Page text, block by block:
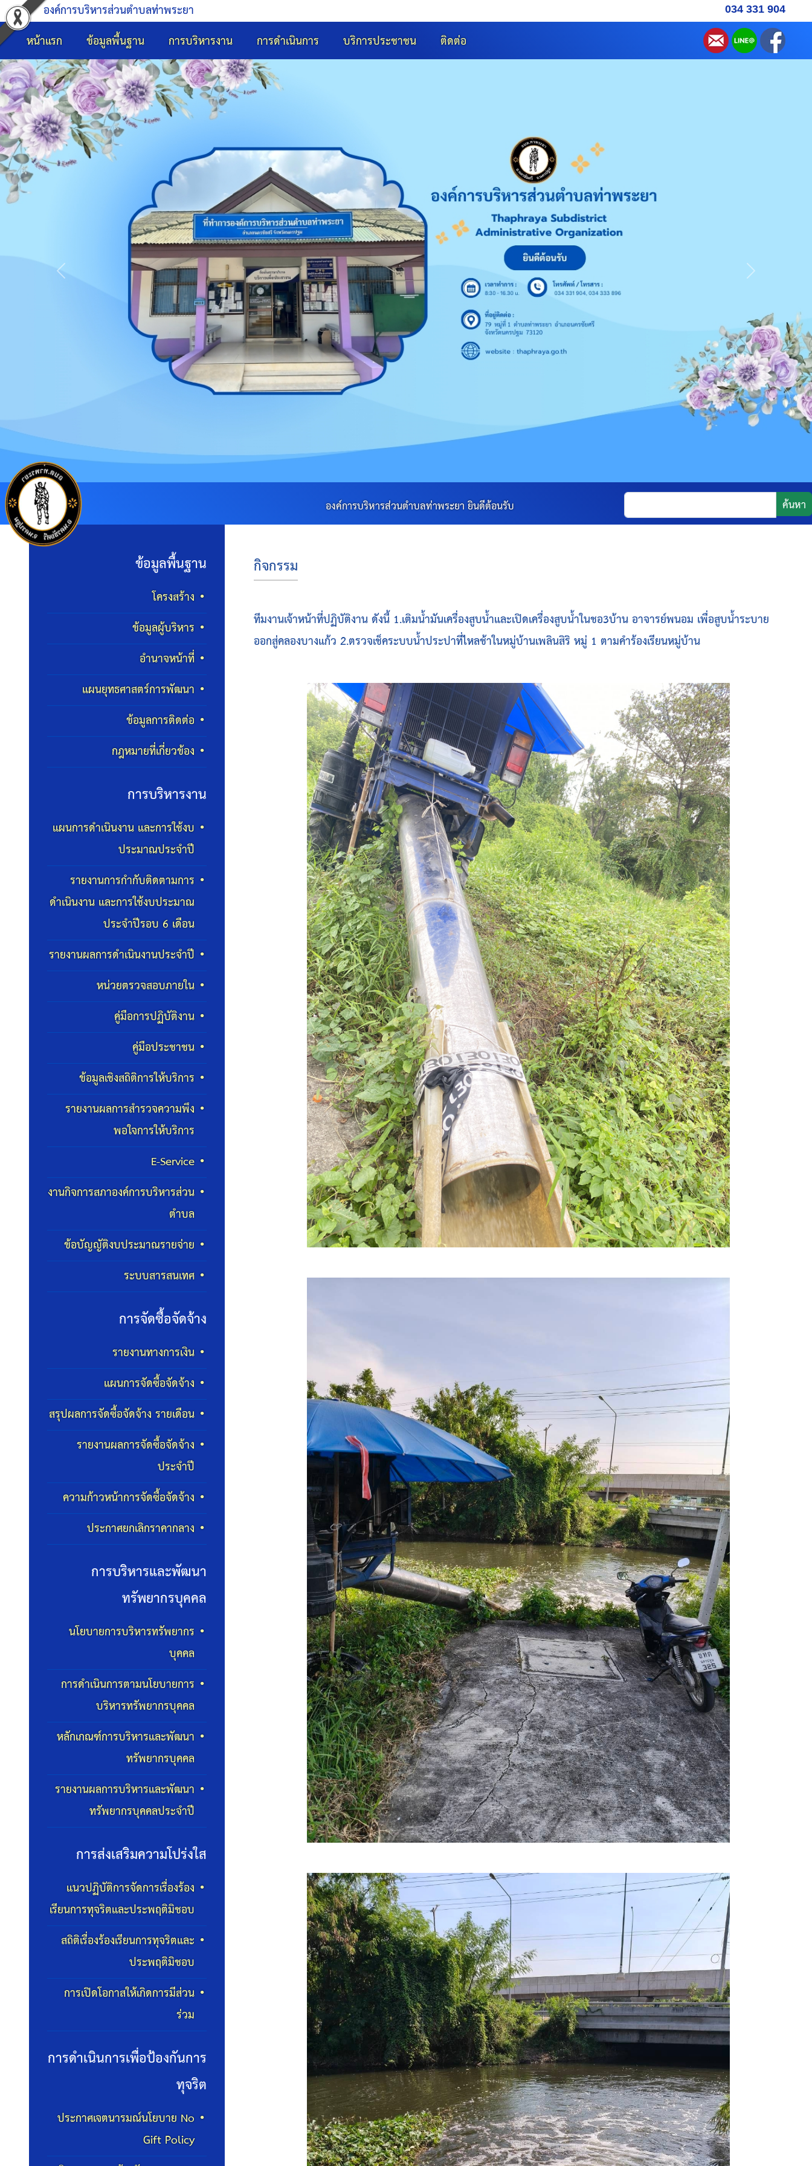
องค์การบริหารส่วนตำบลท่าพระยา 034 331 904
หน้าแรก ข้อมูลพื้นฐาน การบริหารงาน การดำเนินการ บริการประชาชน ติดต่อ
Previous Next
องค์การบริหารส่วนตำบลท่าพระยา ยินดีต้อนรับ ค้นหา
ข้อมูลพื้นฐาน
โครงสร้าง
ข้อมูลผู้บริหาร
อำนาจหน้าที่
แผนยุทธศาสตร์การพัฒนา
ข้อมูลการติดต่อ
กฎหมายที่เกี่ยวข้อง
การบริหารงาน
แผนการดำเนินงาน และการใช้งบ
ประมาณประจำปี
รายงานการกำกับติดตามการ
ดำเนินงาน และการใช้งบประมาณ
ประจำปีรอบ 6 เดือน
รายงานผลการดำเนินงานประจำปี
หน่วยตรวจสอบภายใน
คู่มือการปฏิบัติงาน
คู่มือประชาชน
ข้อมูลเชิงสถิติการให้บริการ
รายงานผลการสำรวจความพึง
พอใจการให้บริการ
E-Service
งานกิจการสภาองค์การบริหารส่วน
ตำบล
ข้อบัญญัติงบประมาณรายจ่าย
ระบบสารสนเทศ
การจัดซื้อจัดจ้าง
รายงานทางการเงิน
แผนการจัดซื้อจัดจ้าง
สรุปผลการจัดซื้อจัดจ้าง รายเดือน
รายงานผลการจัดซื้อจัดจ้าง
ประจำปี
ความก้าวหน้าการจัดซื้อจัดจ้าง
ประกาศยกเลิกราคากลาง
การบริหารและพัฒนา
ทรัพยากรบุคคล
นโยบายการบริหารทรัพยากร
บุคคล
การดำเนินการตามนโยบายการ
บริหารทรัพยากรบุคคล
หลักเกณฑ์การบริหารและพัฒนา
ทรัพยากรบุคคล
รายงานผลการบริหารและพัฒนา
ทรัพยากรบุคคลประจำปี
การส่งเสริมความโปร่งใส
แนวปฏิบัติการจัดการเรื่องร้อง
เรียนการทุจริตและประพฤติมิชอบ
สถิติเรื่องร้องเรียนการทุจริตและ
ประพฤติมิชอบ
การเปิดโอกาสให้เกิดการมีส่วน
ร่วม
การดำเนินการเพื่อป้องกันการ
ทุจริต
ประกาศเจตนารมณ์นโยบาย No
Gift Policy
กิจกรรม
ทีมงานเจ้าหน้าที่ปฏิบัติงาน ดังนี้ 1.เติมน้ำมันเครื่องสูบน้ำและเปิดเครื่องสูบน้ำในชอ3บ้าน อาจารย์พนอม เพื่อสูบน้ำระบาย
ออกสู่คลองบางแก้ว 2.ตรวจเช็คระบบน้ำประปาที่ไหลช้าในหมู่บ้านเพลินสิริ หมู่ 1 ตามคำร้องเรียนหมู่บ้าน